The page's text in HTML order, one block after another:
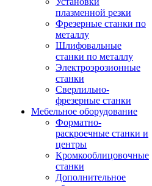
плазменной резки
Фрезерные станки по
металлу
Шлифовальные
станки по металлу
Электроэрозионные
станки
Сверлильно-
фрезерные станки
Мебельное оборудование
Форматно-
раскроечные станки и
центры
Кромкооблицовочные
станки
Дополнительное